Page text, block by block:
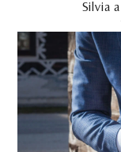
Silvia